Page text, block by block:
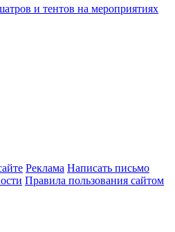
и тентов на мероприятиях
Реклама Написать письмо
Правила пользования сайтом